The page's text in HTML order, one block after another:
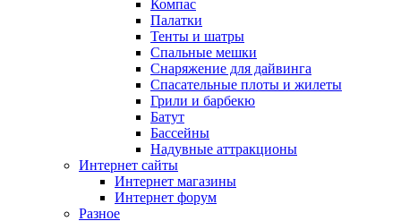
Компас
Палатки
Тенты и шатры
Спальные мешки
Снаряжение для дайвинга
Спасательные плоты и жилеты
Грили и барбекю
Батут
Бассейны
Надувные аттракционы
Интернет сайты
Интернет магазины
Интернет форум
Разное